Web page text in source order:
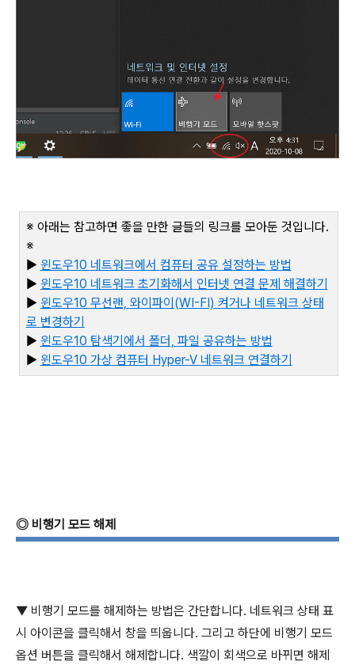
※ 아래는 참고하면 좋을 만한 글들의 링크를 모아둔 것입니다.
※
▶ 윈도우10 네트워크에서 컴퓨터 공유 설정하는 방법
▶ 윈도우10 네트워크 초기화해서 인터넷 연결 문제 해결하기
▶ 윈도우10 무선랜, 와이파이(WI-FI) 켜거나 네트워크 상태
로 변경하기
▶ 윈도우10 탐색기에서 폴더, 파일 공유하는 방법
▶ 윈도우10 가상 컴퓨터 Hyper-V 네트워크 연결하기
◎ 비행기 모드 해제
▼ 비행기 모드를 해제하는 방법은 간단합니다. 네트워크 상태 표
시 아이콘을 클릭해서 창을 띄웁니다. 그리고 하단에 비행기 모드
옵션 버튼을 클릭해서 해제합니다. 색깔이 회색으로 바뀌면 해제